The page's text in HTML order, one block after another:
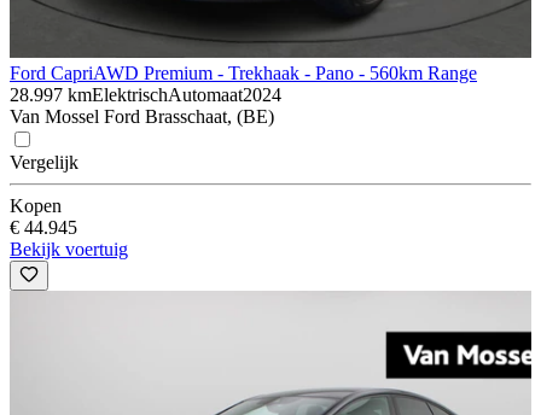
Ford CapriAWD Premium - Trekhaak - Pano - 560km Range
28.997 kmElektrischAutomaat2024
Van Mossel Ford Brasschaat, (BE)
Vergelijk
Kopen
€ 44.945
Bekijk voertuig